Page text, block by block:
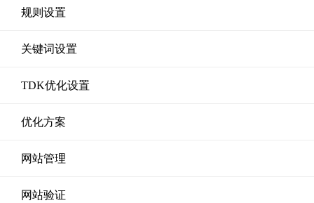
规则设置
关键词设置
TDK优化设置
优化方案
网站管理
网站验证